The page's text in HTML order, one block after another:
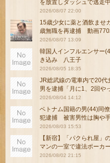
を放置しダッシュで逃走中
2026/08/07 22:00
15歳少女に薬と酒飲ま
歳無職を再逮捕 動画770
2026/08/07 13:09
韓国人インフルエンサー
き込み 八王子
2026/08/05 18:35
JR総武線の電車内で20代
男を逮捕「月に1、2回や
2026/08/04 14:12
ベトナム国籍の男(44)同
犯逮捕 被害男性は胸や
2026/08/03 15:53
【新宿】「パクられ屋」
マンの一室で違法ポーカ
2026/08/02 21:15